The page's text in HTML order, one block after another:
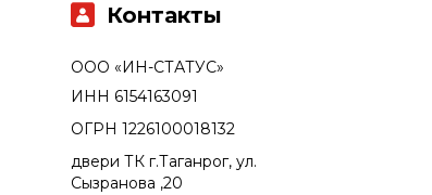
ООО «ИН-СТАТУС»
двери ТК г.Таганрог, ул.
Сызранова ,20
ОГРН 1226100018132
ИНН 6154163091
Контакты